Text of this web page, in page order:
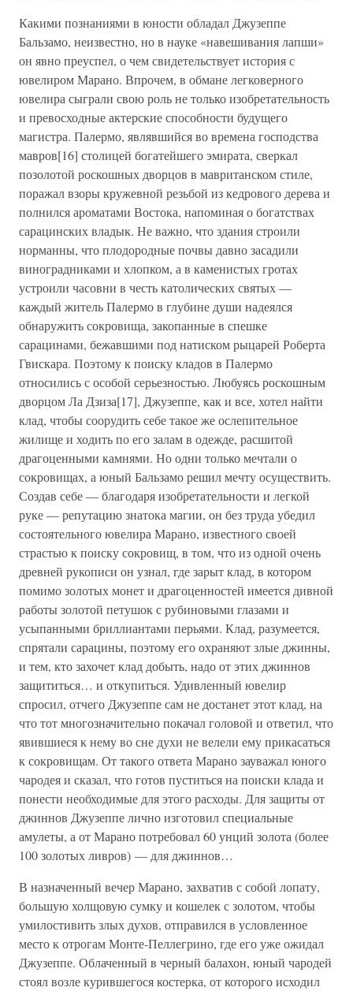
Какими познаниями в юности обладал Джузеппе
Бальзамо, неизвестно, но в науке «навешивания лапши»
он явно преуспел, о чем свидетельствует история с
ювелиром Марано. Впрочем, в обмане легковерного
ювелира сыграли свою роль не только изобретательность
и превосходные актерские способности будущего
магистра. Палермо, являвшийся во времена господства
мавров[16] столицей богатейшего эмирата, сверкал
позолотой роскошных дворцов в мавританском стиле,
поражал взоры кружевной резьбой из кедрового дерева и
полнился ароматами Востока, напоминая о богатствах
сарацинских владык. Не важно, что здания строили
норманны, что плодородные почвы давно засадили
виноградниками и хлопком, а в каменистых гротах
устроили часовни в честь католических святых —
каждый житель Палермо в глубине души надеялся
обнаружить сокровища, закопанные в спешке
сарацинами, бежавшими под натиском рыцарей Роберта
Гвискара. Поэтому к поиску кладов в Палермо
относились с особой серьезностью. Любуясь роскошным
дворцом Ла Дзиза[17], Джузеппе, как и все, хотел найти
клад, чтобы соорудить себе такое же ослепительное
жилище и ходить по его залам в одежде, расшитой
драгоценными камнями. Но одни только мечтали о
сокровищах, а юный Бальзамо решил мечту осуществить.
Создав себе — благодаря изобретательности и легкой
руке — репутацию знатока магии, он без труда убедил
состоятельного ювелира Марано, известного своей
страстью к поиску сокровищ, в том, что из одной очень
древней рукописи он узнал, где зарыт клад, в котором
помимо золотых монет и драгоценностей имеется дивной
работы золотой петушок с рубиновыми глазами и
усыпанными бриллиантами перьями. Клад, разумеется,
спрятали сарацины, поэтому его охраняют злые джинны,
и тем, кто захочет клад добыть, надо от этих джиннов
защититься… и откупиться. Удивленный ювелир
спросил, отчего Джузеппе сам не достанет этот клад, на
что тот многозначительно покачал головой и ответил, что
явившиеся к нему во сне духи не велели ему прикасаться
к сокровищам. От такого ответа Марано зауважал юного
чародея и сказал, что готов пуститься на поиски клада и
понести необходимые для этого расходы. Для защиты от
джиннов Джузеппе лично изготовил специальные
амулеты, а от Марано потребовал 60 унций золота (более
100 золотых ливров) — для джиннов…
В назначенный вечер Марано, захватив с собой лопату,
большую холщовую сумку и кошелек с золотом, чтобы
умилостивить злых духов, отправился в условленное
место к отрогам Монте-Пеллегрино, где его уже ожидал
Джузеппе. Облаченный в черный балахон, юный чародей
стоял возле курившегося костерка, от которого исходил